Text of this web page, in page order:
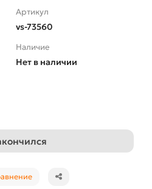
Артикул
vs-73560
Наличие
Нет в наличии